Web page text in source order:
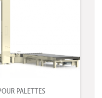
PALETTES